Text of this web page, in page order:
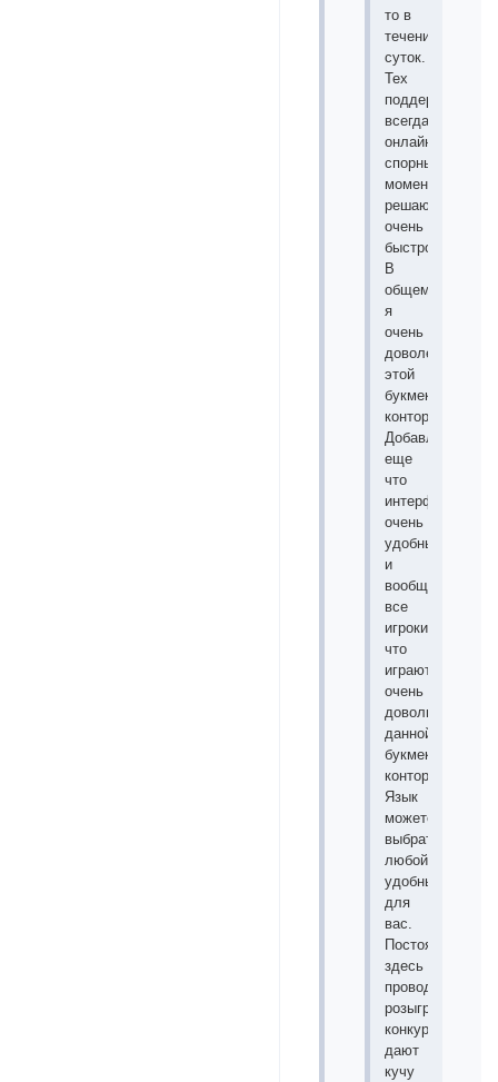
то в
течении
суток.
Тех
поддержка
всегда
онлайн
спорные
моменты
решаются
очень
быстро.
В
общем
я
очень
доволен
этой
букмекерской
конторой.
Добавлю
еще
что
интерфейс
очень
удобный
и
вообще
все
игроки
что
играют
очень
довольны
данной
букмекерской
конторой.
Язык
можете
выбрать
любой
удобный
для
вас.
Постоянно
здесь
проводятся
розыгрыши
конкурсы
дают
кучу